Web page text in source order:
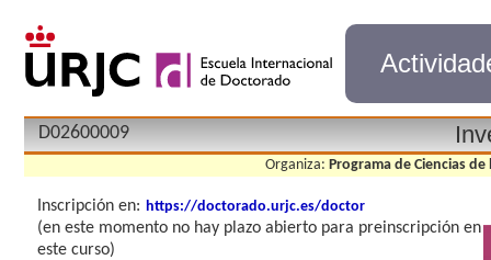
D02600009
Organiza: Programa de Ciencias
Inscripción en: https://doctorado.urjc.es/doctor
(en este momento no hay plazo abierto para preinscripción en
este curso)